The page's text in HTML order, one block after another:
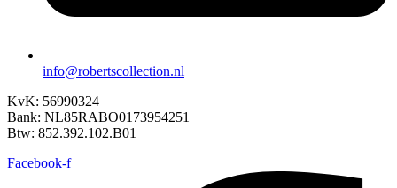
info@robertscollection.nl
KvK: 56990324
Bank: NL85RABO0173954251
Btw: 852.392.102.B01
Facebook-f